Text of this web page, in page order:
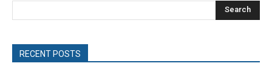
Search
RECENT POSTS